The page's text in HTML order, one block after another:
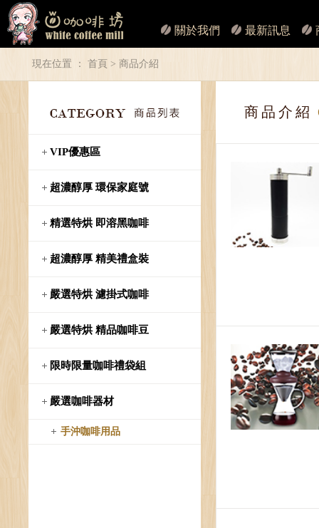
最新訊息
關於我們
現在位置 ： 首頁 > 商品介紹
VIP優惠區
超濃醇厚 環保家庭號
精選特烘 即溶黑咖啡
超濃醇厚 精美禮盒裝
嚴選特烘 濾掛式咖啡
嚴選特烘 精品咖啡豆
限時限量咖啡禮袋組
嚴選咖啡器材
手沖咖啡用品
商品介紹